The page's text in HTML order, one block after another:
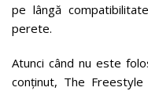
pe lângă
perete.
Atunci când nu este
conținut, The